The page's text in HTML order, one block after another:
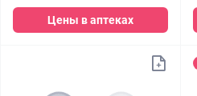
Цены в аптеках